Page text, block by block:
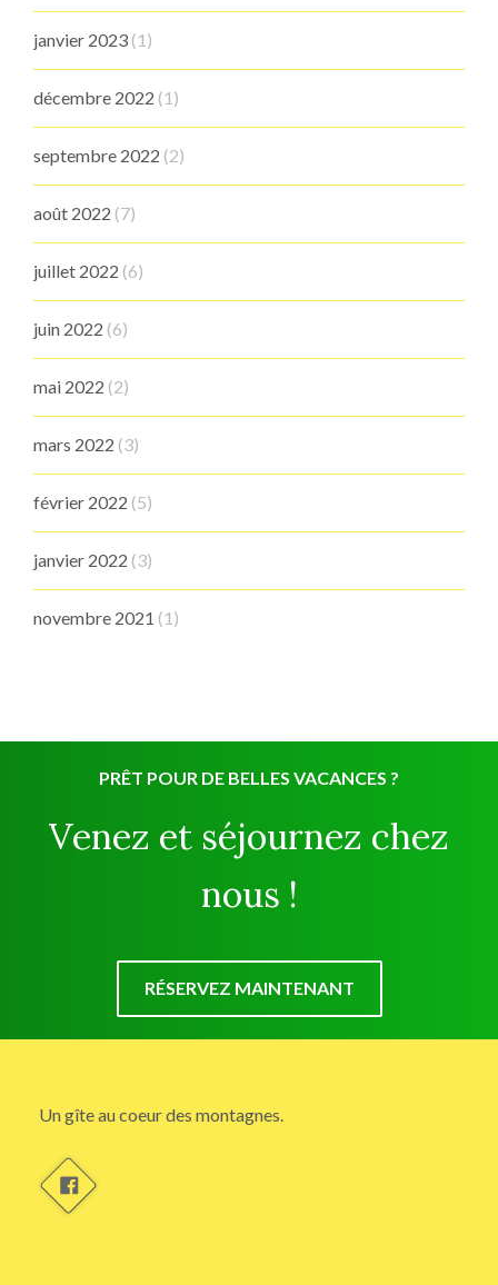
janvier 2023 (1)
décembre 2022 (1)
septembre 2022 (2)
août 2022 (7)
juillet 2022 (6)
juin 2022 (6)
mai 2022 (2)
mars 2022 (3)
février 2022 (5)
janvier 2022 (3)
novembre 2021 (1)
PRÊT POUR DE BELLES VACANCES ?
Venez et séjournez chez
nous !
RÉSERVEZ MAINTENANT
Un gîte au coeur des montagnes.